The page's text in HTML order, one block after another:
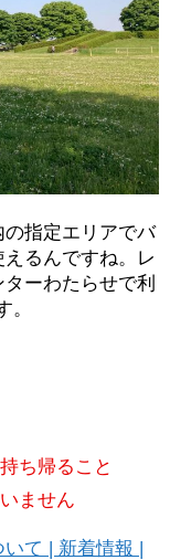
指定エリアでバ
るんですね。レ
ーわたらせで利
ち帰ること
ません
て | 新着情報 |